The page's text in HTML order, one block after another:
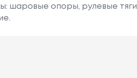
шаровые опоры, рулевые тяги